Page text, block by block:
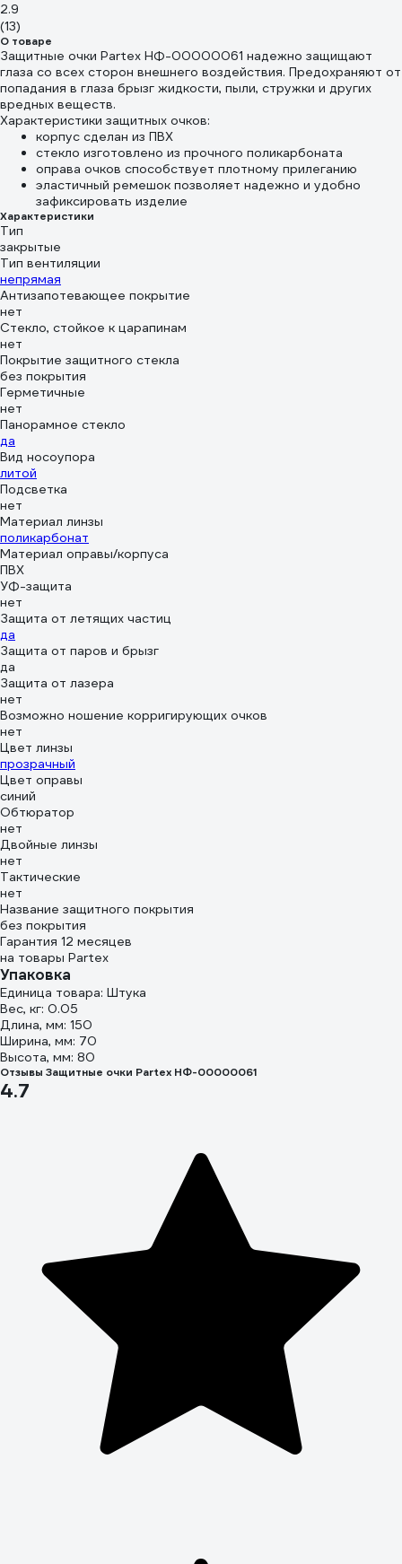
2.9
(13)
О товаре
Защитные очки Partex НФ-00000061 надежно защищают
глаза со всех сторон внешнего воздействия. Предохраняют от
попадания в глаза брызг жидкости, пыли, стружки и других
вредных веществ.
Характеристики защитных очков:
корпус сделан из ПВХ
стекло изготовлено из прочного поликарбоната
оправа очков способствует плотному прилеганию
эластичный ремешок позволяет надежно и удобно
зафиксировать изделие
Характеристики
Тип
закрытые
Тип вентиляции
непрямая
Антизапотевающее покрытие
нет
Стекло, стойкое к царапинам
нет
Покрытие защитного стекла
без покрытия
Герметичные
нет
Панорамное стекло
да
Вид носоупора
литой
Подсветка
нет
Материал линзы
поликарбонат
Материал оправы/корпуса
ПВХ
УФ-защита
нет
Защита от летящих частиц
да
Защита от паров и брызг
да
Защита от лазера
нет
Возможно ношение корригирующих очков
нет
Цвет линзы
прозрачный
Цвет оправы
синий
Обтюратор
нет
Двойные линзы
нет
Тактические
нет
Название защитного покрытия
без покрытия
Гарантия 12 месяцев
на товары Partex
Упаковка
Единица товара: Штука
Вес, кг: 0.05
Длина, мм: 150
Ширина, мм: 70
Высота, мм: 80
Отзывы Защитные очки Partex НФ-00000061
4.7